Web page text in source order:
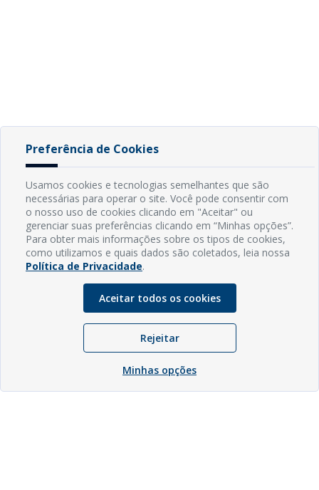
Preferência de Cookies
Usamos cookies e tecnologias semelhantes que são
necessárias para operar o site. Você pode consentir com
o nosso uso de cookies clicando em "Aceitar" ou
gerenciar suas preferências clicando em “Minhas opções”.
Para obter mais informações sobre os tipos de cookies,
como utilizamos e quais dados são coletados, leia nossa
Política de Privacidade.
Aceitar todos os cookies
Rejeitar
Minhas opções